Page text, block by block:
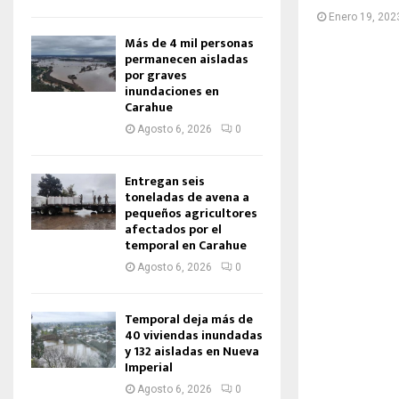
Enero 19,
Más de 4 mil personas
permanecen aisladas
por graves
inundaciones en
Carahue
Agosto 6, 2026 0
Entregan seis
toneladas de avena a
pequeños agricultores
afectados por el
temporal en Carahue
Agosto 6, 2026 0
Temporal deja más de
40 viviendas inundadas
y 132 aisladas en Nueva
Imperial
Agosto 6, 2026 0